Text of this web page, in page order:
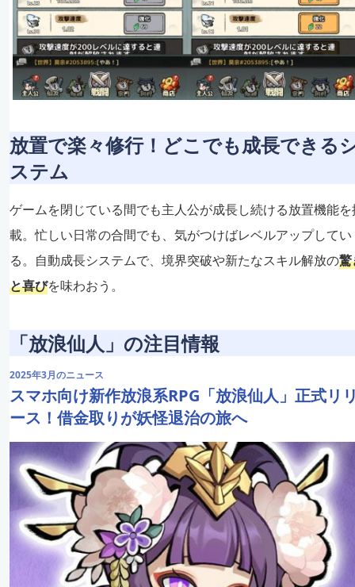
放置で楽々修行！どこでも成長できる
ステム
ゲームを閉じている間でも主人公が成長し続ける放置機能を
載。忙しい日常の合間でも、気がつけばレベルアップしてい
る。自動成長システムで、境界突破や新たなスキル解放の驚
と喜びを味わおう。
「放浪仙人」の注目情報
2025年3月のニュース
スマホ向け新作放浪系RPG「放浪仙人」正式リ
ース！借金取りが妖怪退治の旅へ